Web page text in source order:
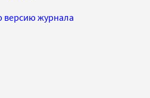
версию журнала